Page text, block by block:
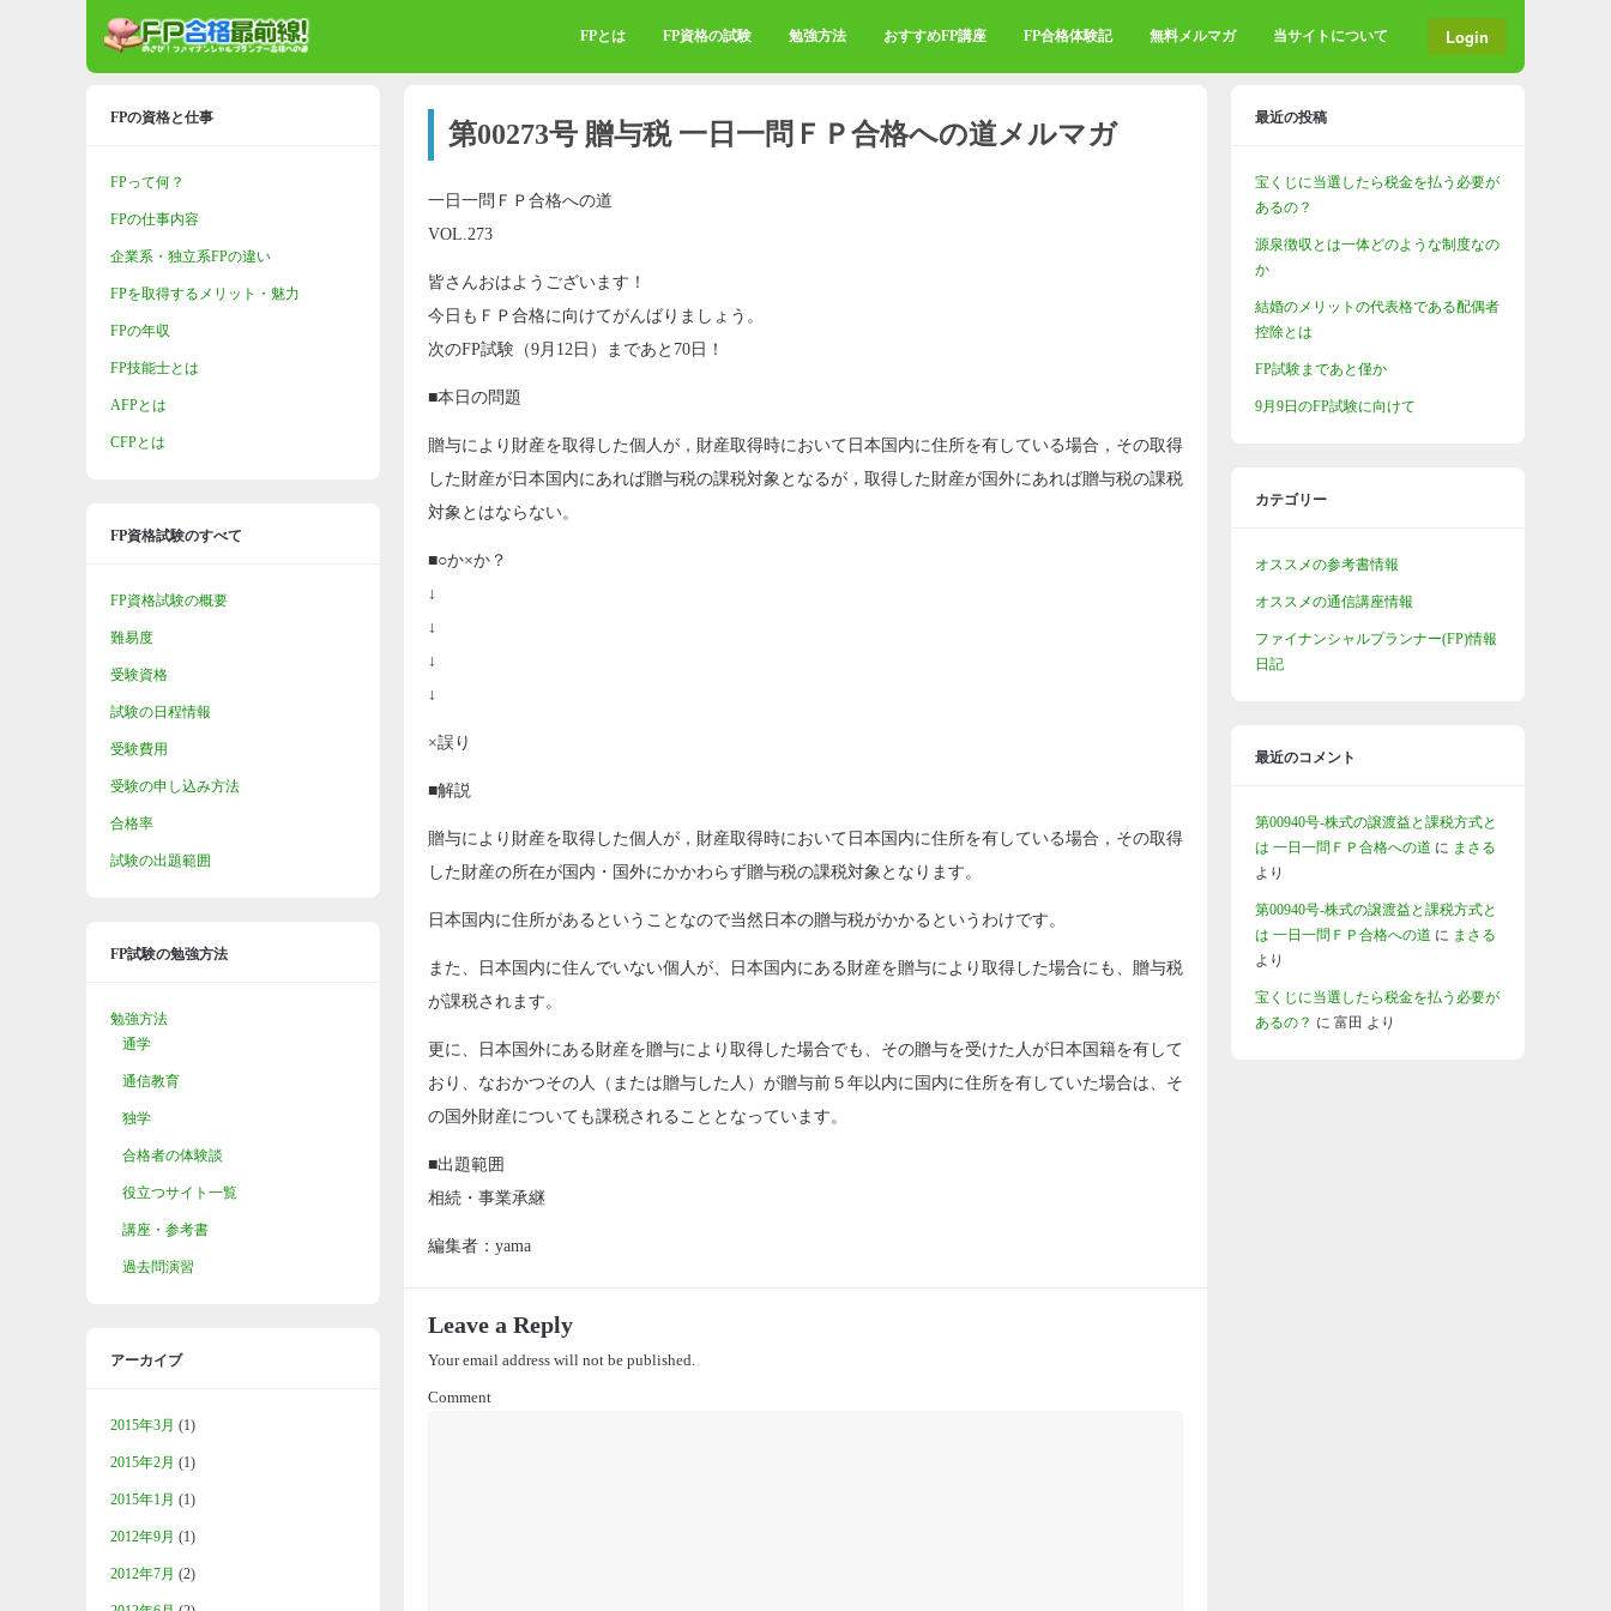
FPとは FP資格の試験 勉強方法 おすすめFP講座 FP合格体験記 無料メルマガ 当サイトについて Login
第00273号 贈与税 一日一問ＦＰ合格への道メルマガ
一日一問ＦＰ合格への道
VOL.273
皆さんおはようございます！
今日もＦＰ合格に向けてがんばりましょう。
次のFP試験（9月12日）まであと70日！
■本日の問題
贈与により財産を取得した個人が，財産取得時において日本国内に住所を有している場合，その取得
した財産が日本国内にあれば贈与税の課税対象となるが，取得した財産が国外にあれば贈与税の課税
対象とはならない。
■○か×か？
↓
↓
↓
↓
×誤り
■解説
贈与により財産を取得した個人が，財産取得時において日本国内に住所を有している場合，その取得
した財産の所在が国内・国外にかかわらず贈与税の課税対象となります。
日本国内に住所があるということなので当然日本の贈与税がかかるというわけです。
また、日本国内に住んでいない個人が、日本国内にある財産を贈与により取得した場合にも、贈与税
が課税されます。
更に、日本国外にある財産を贈与により取得した場合でも、その贈与を受けた人が日本国籍を有して
おり、なおかつその人（または贈与した人）が贈与前５年以内に国内に住所を有していた場合は、そ
の国外財産についても課税されることとなっています。
■出題範囲
相続・事業承継
編集者：yama
Leave a Reply
Your email address will not be published.
Comment
FPの資格と仕事
FPって何？
FPの仕事内容
企業系・独立系FPの違い
FPを取得するメリット・魅力
FPの年収
FP技能士とは
AFPとは
CFPとは
FP資格試験のすべて
FP資格試験の概要
難易度
受験資格
試験の日程情報
受験費用
受験の申し込み方法
合格率
試験の出題範囲
FP試験の勉強方法
勉強方法
通学
通信教育
独学
合格者の体験談
役立つサイト一覧
講座・参考書
過去問演習
アーカイブ
2015年3月 (1)
2015年2月 (1)
2015年1月 (1)
2012年9月 (1)
2012年7月 (2)
最近の投稿
宝くじに当選したら税金を払う必要が
あるの？
源泉徴収とは一体どのような制度なの
か
結婚のメリットの代表格である配偶者
控除とは
FP試験まであと僅か
9月9日のFP試験に向けて
カテゴリー
オススメの参考書情報
オススメの通信講座情報
ファイナンシャルプランナー(FP)情報
日記
最近のコメント
第00940号-株式の譲渡益と課税方式と
は 一日一問ＦＰ合格への道 に まさる
より
第00940号-株式の譲渡益と課税方式と
は 一日一問ＦＰ合格への道 に まさる
より
宝くじに当選したら税金を払う必要が
あるの？ に 富田 より